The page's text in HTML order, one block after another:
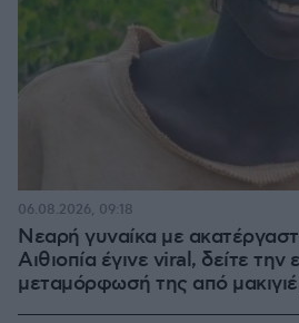
Νεαρή γυναίκα με
Αιθιοπία έγινε viral, δείτε
μεταμόρφωσή της από
06.08.2026, 09:18